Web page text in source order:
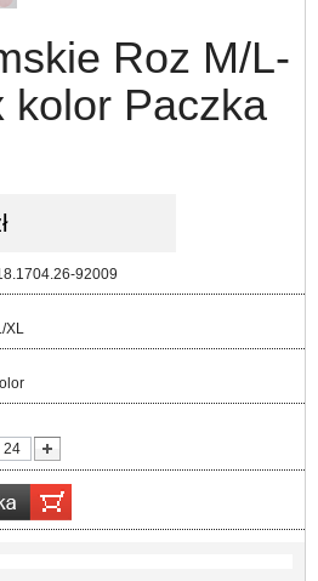
Roz M/L-
kolor Paczka
92009
XL